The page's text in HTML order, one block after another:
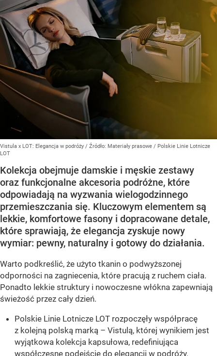
Vistula x LOT: Elegancja w podróży / Źródło: Materiały prasowe / Polskie Linie Lotnicze
LOT
Kolekcja obejmuje damskie i męskie zestawy
oraz funkcjonalne akcesoria podróżne, które
odpowiadają na wyzwania wielogodzinnego
przemieszczania się. Kluczowym elementem są
lekkie, komfortowe fasony i dopracowane detale,
które sprawiają, że elegancja zyskuje nowy
wymiar: pewny, naturalny i gotowy do działania.
Warto podkreślić, że użyto tkanin o podwyższonej
odporności na zagniecenia, które pracują z ruchem ciała.
Ponadto lekkie struktury i nowoczesne włókna zapewniają
świeżość przez cały dzień.
Polskie Linie Lotnicze LOT rozpoczęły współpracę
z kolejną polską marką – Vistulą, której wynikiem jest
wyjątkowa kolekcja kapsułowa, redefiniująca
współczesne podejście do elegancji w podróży.